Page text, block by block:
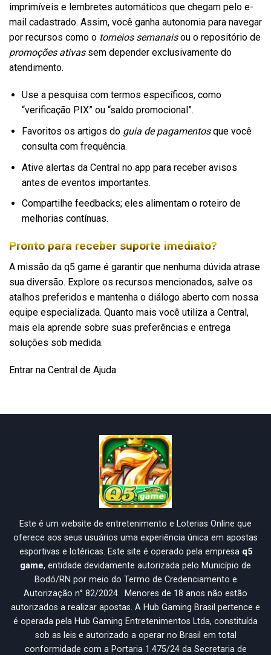
imprimíveis e lembretes automáticos que chegam pelo e-
mail cadastrado. Assim, você ganha autonomia para navegar
por recursos como o torneios semanaisou o repositório de
promoções ativassem depender exclusivamente do
atendimento.
Use a pesquisa com termos específicos, como
“verificação PIX” ou “saldo promocional”.
Favoritos os artigos do guia de pagamentosque você
consulta com frequência.
Ative alertas da Central no app para receber avisos
antes de eventos importantes.
Compartilhe feedbacks; eles alimentam o roteiro de
melhorias contínuas.
Pronto para receber suporte imediato?
A missão da q5 game é garantir que nenhuma dúvida atrase
sua diversão. Explore os recursos mencionados, salve os
atalhos preferidos e mantenha o diálogo aberto com nossa
equipe especializada. Quanto mais você utiliza a Central,
mais ela aprende sobre suas preferências e entrega
soluções sob medida.
Entrar na Central de Ajuda
Este é um website de entretenimento e Loterias Online que
oferece aos seus usuários uma experiência única em apostas
esportivas e lotéricas. Este site é operado pela empresa q5
game, entidade devidamente autorizada pelo Município de
Bodó/RN por meio do Termo de Credenciamento e
Autorização n° 82/2024. Menores de 18 anos não estão
autorizados a realizar apostas. A Hub Gaming Brasil pertence e
é operada pela Hub Gaming Entretenimentos Ltda, constituída
sob as leis e autorizado a operar no Brasil em total
conformidade com a Portaria 1.475/24 da Secretaria de